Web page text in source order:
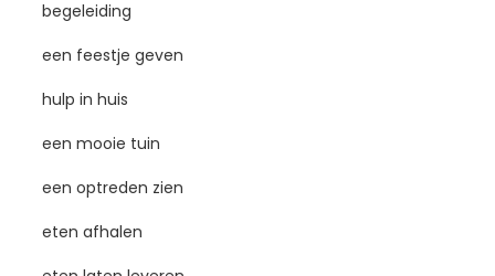
begeleiding
een feestje geven
hulp in huis
een mooie tuin
een optreden zien
eten afhalen